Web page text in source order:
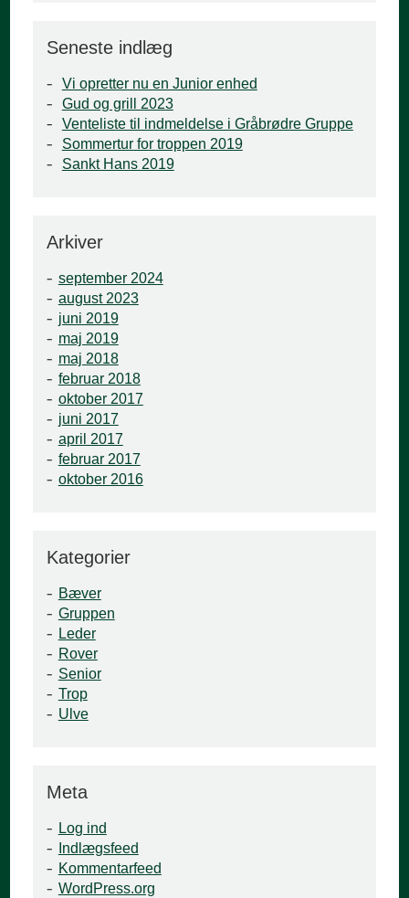
Seneste indlæg
Vi opretter nu en Junior enhed
Gud og grill 2023
Venteliste til indmeldelse i Gråbrødre Gruppe
Sommertur for troppen 2019
Sankt Hans 2019
Arkiver
september 2024
august 2023
juni 2019
maj 2019
maj 2018
februar 2018
oktober 2017
juni 2017
april 2017
februar 2017
oktober 2016
Kategorier
Bæver
Gruppen
Leder
Rover
Senior
Trop
Ulve
Meta
Log ind
Indlægsfeed
Kommentarfeed
WordPress.org